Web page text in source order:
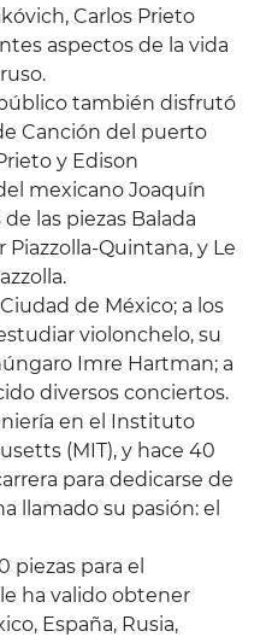
Carlos Prieto
aspectos de la vida
también disfrutó
Canción del puerto
y Edison
mexicano Joaquín
las piezas Balada
Quintana, y Le
de México; a los
violonchelo, su
Imre Hartman; a
diversos conciertos.
en el Instituto
(MIT), y hace 40
para dedicarse de
llamado su pasión: el
piezas para el
ha valido obtener
España, Rusia,